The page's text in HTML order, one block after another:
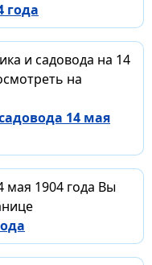
года
и садовода на 14
на
14 мая
мая 1904 года Вы